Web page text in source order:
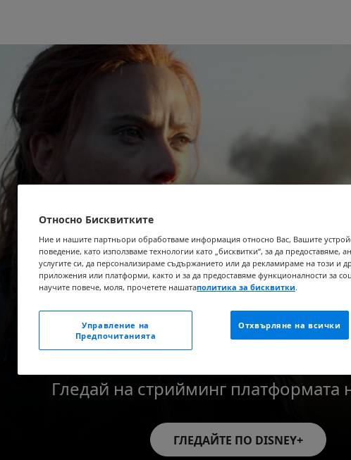
Гледай на стрийминг платформата
ГЛЕДАЙТЕ ПО DISNEY+
Относно Бисквитките
Ние и нашите партньори обработваме информация относно Вас, Вашите
поведение, като използваме технологии като „бисквитки“, за да предоставяме,
услугите си, да персонализираме съдържанието или да рекламираме на този и
приложения или платформи, както и за да предоставяме функционалности за
научите повече, моля, прочетете нашатаполитика за бисквитки.
Управление на
Предпочитанията
Отхвърляне на всички